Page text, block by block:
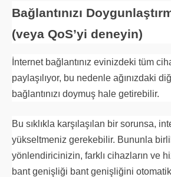
Bağlantınızı
(veya QoS’yi deneyin)
İnternet bağlantınız evinizdeki tüm
paylaşılıyor, bu nedenle ağınızdaki
bağlantınızı doymuş hale getirebilir.
Bu sıklıkla karşılaşılan bir sorunsa,
yükseltmeniz gerekebilir. Bununla
yönlendiricinizin, farklı cihazların ve
bant genişliği bant genişliğini